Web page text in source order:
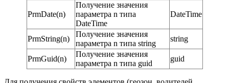
PrmDate(n)
Получение значения
параметра n типа
DateTime
DateTime
PrmString(n)
Получение значения
параметра n типа string
string
PrmGuid(n)
Получение значения
параметра n типа guid
guid